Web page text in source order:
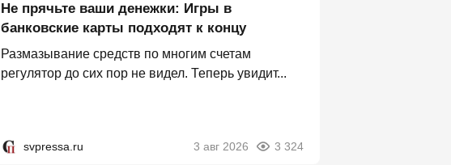
Не прячьте ваши денежки: Игры в
банковские карты подходят к концу
Размазывание средств по многим счетам
регулятор до сих пор не видел. Теперь увидит...
svpressa.ru 3 авг 2026 3 324